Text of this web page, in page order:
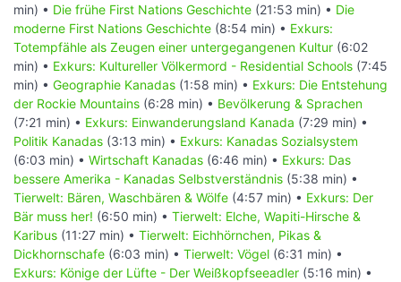
min) • Die frühe First Nations Geschichte (21:53 min) • Die
moderne First Nations Geschichte (8:54 min) • Exkurs:
Totempfähle als Zeugen einer untergegangenen Kultur (6:02
min) • Exkurs: Kultureller Völkermord - Residential Schools (7:45
min) • Geographie Kanadas (1:58 min) • Exkurs: Die Entstehung
der Rockie Mountains (6:28 min) • Bevölkerung & Sprachen
(7:21 min) • Exkurs: Einwanderungsland Kanada (7:29 min) •
Politik Kanadas (3:13 min) • Exkurs: Kanadas Sozialsystem
(6:03 min) • Wirtschaft Kanadas (6:46 min) • Exkurs: Das
bessere Amerika - Kanadas Selbstverständnis (5:38 min) •
Tierwelt: Bären, Waschbären & Wölfe (4:57 min) • Exkurs: Der
Bär muss her! (6:50 min) • Tierwelt: Elche, Wapiti-Hirsche &
Karibus (11:27 min) • Tierwelt: Eichhörnchen, Pikas &
Dickhornschafe (6:03 min) • Tierwelt: Vögel (6:31 min) •
Exkurs: Könige der Lüfte - Der Weißkopfseeadler (5:16 min) •